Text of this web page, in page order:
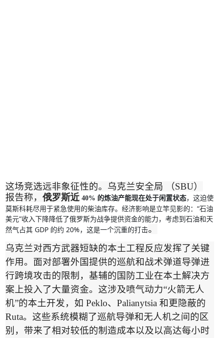
这场竞选远非象征性的。乌克兰安全局 （SBU）
报告称， 俄罗斯近 40% 的炼油产能现在处于闲置状态，这迫使
莫斯科耗尽用于紧急使用的柴油库存。经济影响是立竿见影的： “石油
美元”收入下降降低了俄罗斯为战争提供资金的能力，考虑到石油和天
然气占其GDP 的约 20%，这是一个沉重的打击。
乌克兰对西方武器短缺的本土工程反应发挥了关键
作用。面对部署外国提供的巡航和战术弹道导弹进
行跨境攻击的限制，基辅的国防工业在本土解决方
案上投入了大量资金。这涉及喷气动力“火箭无人
机”的本土开发，如 Peklo、 Palianytsia 和更隐蔽的
Ruta。这些系统模糊了巡航导弹和无人机之间的区
别，带来了相对较低的制造成本以及以高达每小时